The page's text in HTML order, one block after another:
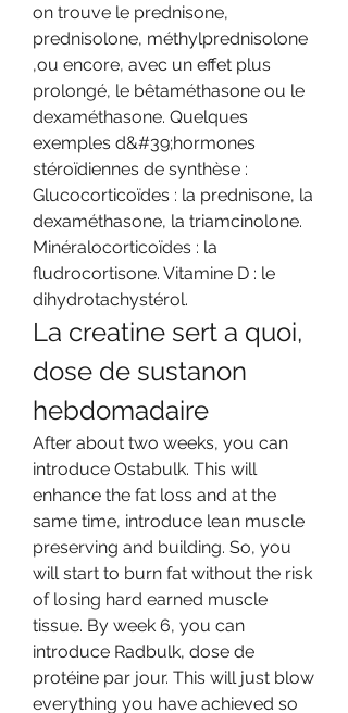
on trouve le prednisone,
prednisolone, méthylprednisolone
,ou encore, avec un effet plus
prolongé, le bêtaméthasone ou le
dexaméthasone. Quelques
exemples d&#39;hormones
stéroïdiennes de synthèse :
Glucocorticoïdes : la prednisone, la
dexaméthasone, la triamcinolone.
Minéralocorticoïdes : la
fludrocortisone. Vitamine D : le
dihydrotachystérol.
La creatine sert a quoi,
dose de sustanon
hebdomadaire
After about two weeks, you can
introduce Ostabulk. This will
enhance the fat loss and at the
same time, introduce lean muscle
preserving and building. So, you
will start to burn fat without the risk
of losing hard earned muscle
tissue. By week 6, you can
introduce Radbulk, dose de
protéine par jour. This will just blow
everything you have achieved so